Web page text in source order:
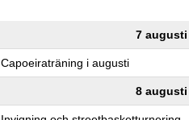
7 augusti
Capoeiraträning i augusti
8 augusti